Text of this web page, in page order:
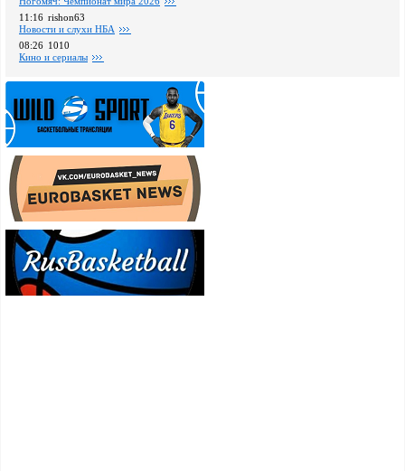
11:16 rishon63
Новости и слухи НБА
08:26 1010
Кино и сериалы